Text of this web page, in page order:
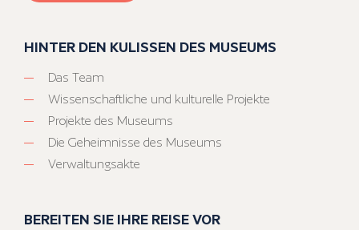
HINTER DEN KULISSEN DES MUSEUMS
Das Team
Wissenschaftliche und kulturelle Projekte
Projekte des Museums
Die Geheimnisse des Museums
Verwaltungsakte
BEREITEN SIE IHRE REISE VOR